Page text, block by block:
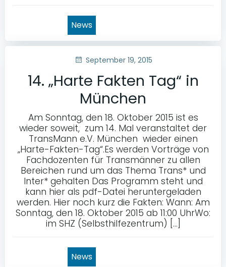
News
September 19, 2015
14. „Harte Fakten Tag“ in
München
Am Sonntag, den 18. Oktober 2015 ist es
wieder soweit, zum 14. Mal veranstaltet der
TransMann e.V. München wieder einen
„Harte-Fakten-Tag“.Es werden Vorträge von
Fachdozenten für Transmänner zu allen
Bereichen rund um das Thema Trans* und
Inter* gehalten Das Programm steht und
kann hier als pdf-Datei heruntergeladen
werden. Hier noch kurz die Fakten: Wann: Am
Sonntag, den 18. Oktober 2015 ab 11:00 UhrWo:
im SHZ (Selbsthilfezentrum) […]
News